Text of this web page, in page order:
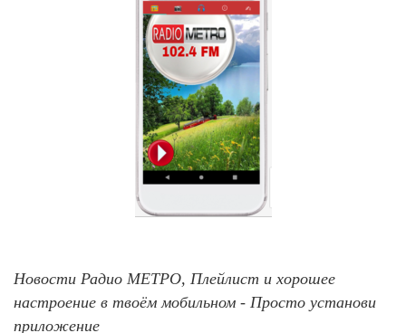
Новости Радио МЕТРО, Плейлист и хорошее
настроение в твоём мобильном - Просто установи
приложение